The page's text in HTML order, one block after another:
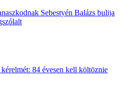
Sebestyén Balázs bulija
84 évesen kell költöznie